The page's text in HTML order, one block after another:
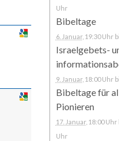
Uhr
Bibeltage
6. Januar, 19:30 Uhr
Israelgebets-
9. Januar, 18:00 Uhr
Bibeltage für
Pionieren
17. Januar, 18:00 Uhr
Uhr